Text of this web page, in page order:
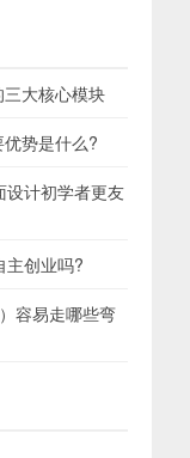
大核心模块
势是什么?
设计初学者更友
主创业吗?
容易走哪些弯